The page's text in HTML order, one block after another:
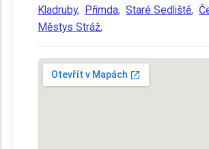
Kladruby, Přimda, Staré Sedliště,
Městys Stráž,